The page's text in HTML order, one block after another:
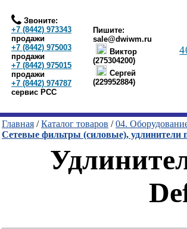
Звоните:
+7 (8442) 973343
продажи
+7 (8442) 975003
продажи
+7 (8442) 975015
продажи
+7 (8442) 974787
сервис РСС
Пишите:
sale@dwiwm.ru
Виктор
(275304200)
Сергей
(229952884)
Главная /Каталог товаров /04.
Сетевые фильтры (силовые), удлинители